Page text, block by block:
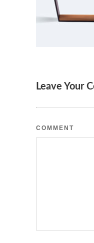
Leave Your
COMMENT